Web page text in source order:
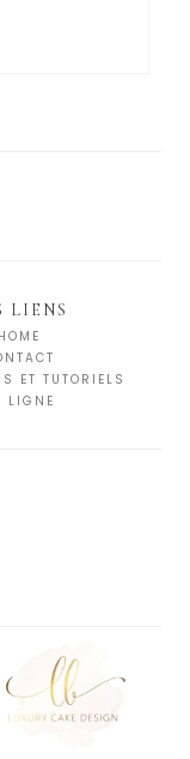
LIENS
HOME
ET TUTORIELS
LIGNE